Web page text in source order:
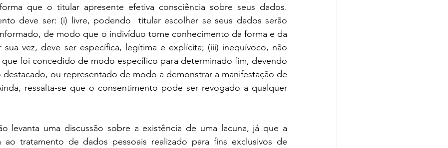
que o titular apresente efetiva consciência sobre seus dados.
deve ser: (i) livre, podendo  titular escolher se seus dados serão
de modo que o indivíduo tome conhecimento da forma e da
vez, deve ser específica, legítima e explícita; (iii) inequívoco, não
foi concedido de modo específico para determinado fim, devendo
ou representado de modo a demonstrar a manifestação de
ressalta-se que o consentimento pode ser revogado a qualquer
levanta uma discussão sobre a existência de uma lacuna, já que a
ao tratamento de dados pessoais realizado para fins exclusivos de